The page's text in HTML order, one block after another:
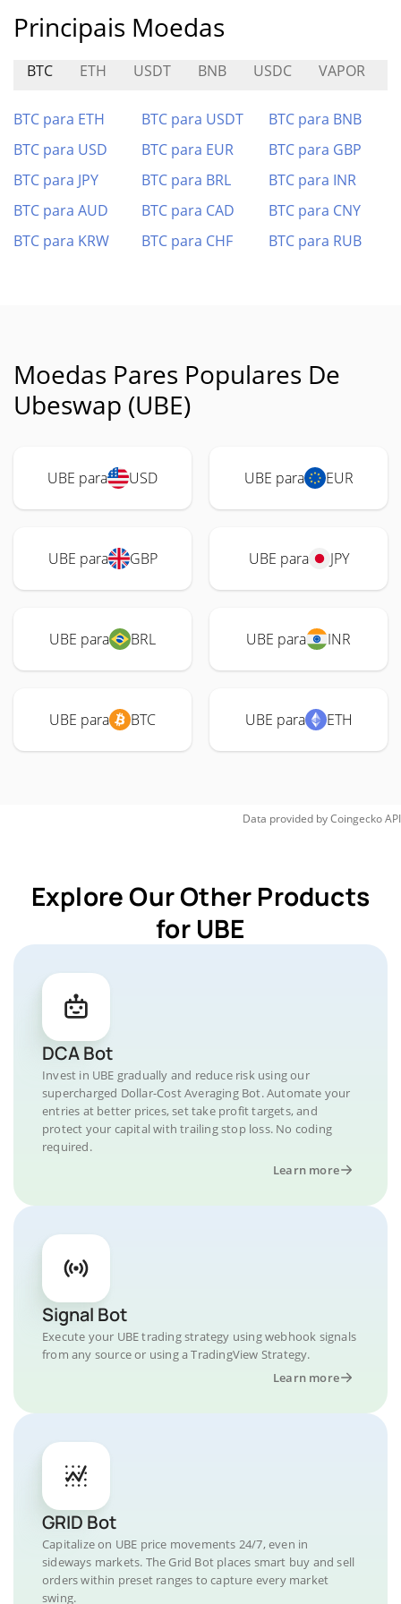
Principais Moedas
BTC ETH USDT BNB USDC VAPOR
BTC para ETH BTC para USDT
BTC para BNB
BTC para USD
BTC para EUR
BTC para GBP
BTC para JPY
BTC para BRL
BTC para INR
BTC para AUD
BTC para CAD
BTC para CNY
BTC para KRW
BTC para CHF BTC para RUB
Moedas Pares Populares De
Ubeswap (UBE)
UBE para USD UBE para EUR
UBE para GBP UBE para JPY
UBE para BRL UBE para INR
UBE para BTC UBE para ETH
Data provided byCoingeckoAPI
Explore Our Other Products
for UBE
DCA Bot
Invest in UBE gradually and reduce risk using our
supercharged Dollar-Cost Averaging Bot. Automate your
entries at better prices, set take profit targets, and
protect your capital with trailing stop loss. No coding
required.
Learn more
Signal Bot
Execute your UBE trading strategy using webhook signals
from any source or using a TradingView Strategy.
Learn more
GRID Bot
Capitalize on UBE price movements 24/7, even in
sideways markets. The Grid Bot places smart buy and sell
orders within preset ranges to capture every market
swing.